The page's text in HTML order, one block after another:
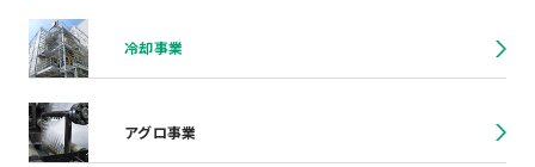
冷却事業
アグロ事業